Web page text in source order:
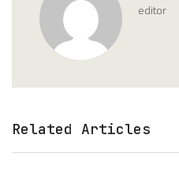
editor
Related Articles